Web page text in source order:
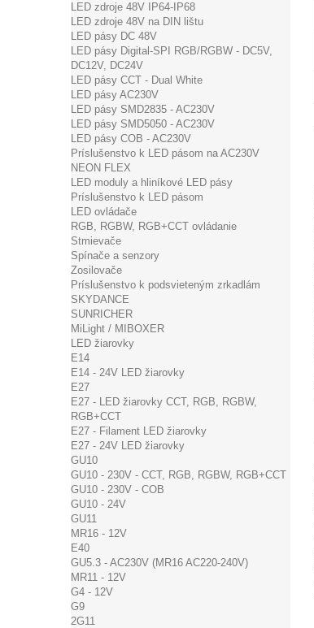
LED zdroje 48V IP64-IP68
LED zdroje 48V na DIN lištu
LED pásy DC 48V
LED pásy Digital-SPI RGB/RGBW - DC5V,
DC12V, DC24V
LED pásy CCT - Dual White
LED pásy AC230V
LED pásy SMD2835 - AC230V
LED pásy SMD5050 - AC230V
LED pásy COB - AC230V
Príslušenstvo k LED pásom na AC230V
NEON FLEX
LED moduly a hliníkové LED pásy
Príslušenstvo k LED pásom
LED ovládače
RGB, RGBW, RGB+CCT ovládanie
Stmievače
Spínače a senzory
Zosilovače
Príslušenstvo k podsvieteným zrkadlám
SKYDANCE
SUNRICHER
MiLight / MIBOXER
LED žiarovky
E14
E14 - 24V LED žiarovky
E27
E27 - LED žiarovky CCT, RGB, RGBW,
RGB+CCT
E27 - Filament LED žiarovky
E27 - 24V LED žiarovky
GU10
GU10 - 230V - CCT, RGB, RGBW, RGB+CCT
GU10 - 230V - COB
GU10 - 24V
GU11
MR16 - 12V
E40
GU5.3 - AC230V (MR16 AC220-240V)
MR11 - 12V
G4 - 12V
G9
2G11